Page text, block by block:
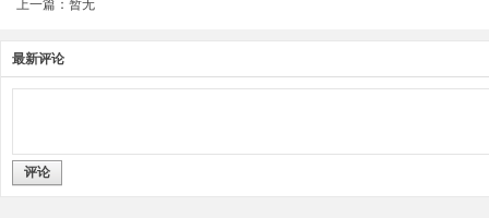
上一篇：暂无
最新评论
评论